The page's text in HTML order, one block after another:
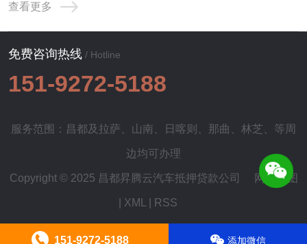
料。 昌都汽车抵押贷款，立即申请，通过率高。昌都汽车抵
押贷款机构贷款有快速下放贷款的优势，受到短期资金需求
的车友们青睐。昌都车子抵押贷款机构对有需 ...
查看更多
免费咨询热线 / Hotline
151-9272-5188
服务范围：昌都及 拉萨 山南 日喀则 那曲 林芝 、等周
边均可办理
Copyright © 2025 昌都昇腾云汽车抵押贷款公司 网站地图
XML RSS
151-9272-5188 添加微信